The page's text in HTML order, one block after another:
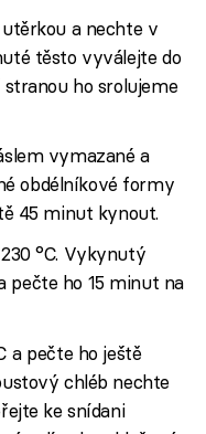
a nechte v
těsto vyválejte do
ho srolujeme
vymazané a
obdélníkové formy
45 minut kynout.
°C. Vykynutý
pečte ho 15 minut na
a pečte ho ještě
chléb nechte
ke snídani